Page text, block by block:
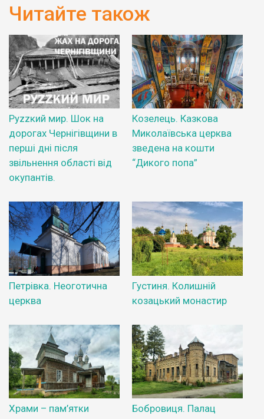
Читайте також
Руzzкий мир. Шок на
дорогах Чернігівщини в
перші дні після
звільнення області від
окупантів.
Козелець. Казкова
Миколаївська церква
зведена на кошти
“Дикого попа”
Петрівка. Неоготична
церква
Густиня. Колишній
козацький монастир
Храми – пам’ятки
Бобровиця. Палац